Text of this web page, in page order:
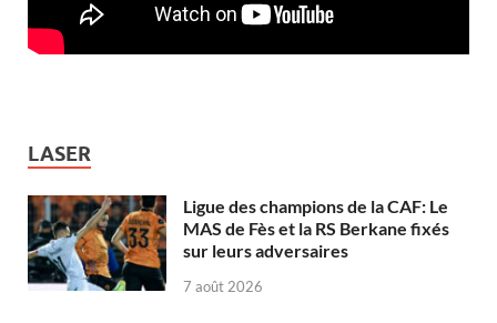
LASER
Ligue des champions de la CAF: Le
MAS de Fès et la RS Berkane fixés
sur leurs adversaires
7 août 2026